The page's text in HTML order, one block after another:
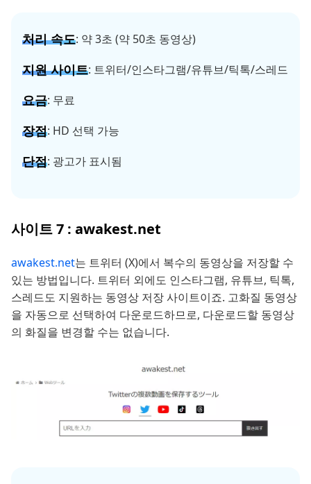
처리 속도: 약 3초 (약 50초 동영상)
지원 사이트: 트위터/인스타그램/유튜브/틱톡/스레드
요금: 무료
장점: HD 선택 가능
단점: 광고가 표시됨
사이트 7 : awakest.net
awakest.net는 트위터 (X)에서 복수의 동영상을 저장할 수
있는 방법입니다. 트위터 외에도 인스타그램, 유튜브, 틱톡,
스레드도 지원하는 동영상 저장 사이트이죠. 고화질 동영상
을 자동으로 선택하여 다운로드하므로, 다운로드할 동영상
의 화질을 변경할 수는 없습니다.